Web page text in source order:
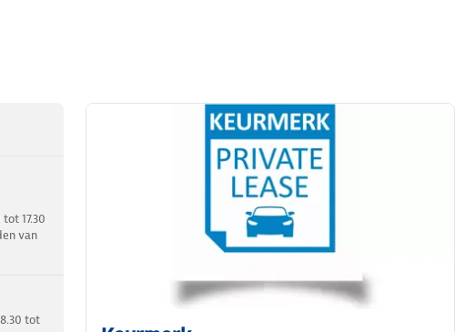
17.30
van
tot